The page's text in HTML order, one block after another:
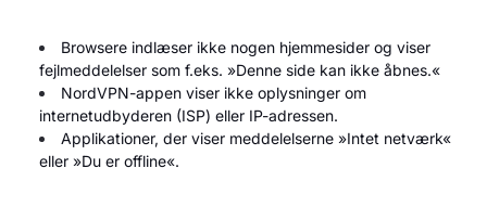
Browsere indlæser ikke nogen hjemmesider og viser
fejlmeddelelser som f.eks. »Denne side kan ikke åbnes.«
NordVPN-appen viser ikke oplysninger om
internetudbyderen (ISP) eller IP-adressen.
Applikationer, der viser meddelelserne »Intet netværk«
eller »Du er offline«.